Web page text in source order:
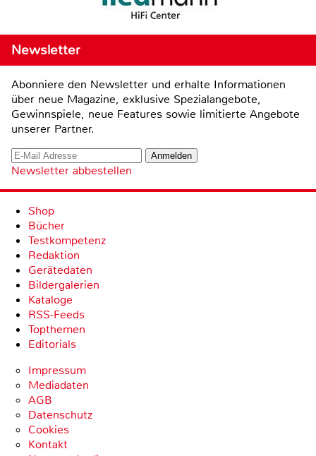
Newsletter
Abonniere den Newsletter und erhalte Informationen
über neue Magazine, exklusive Spezialangebote,
Gewinnspiele, neue Features sowie limitierte Angebote
unserer Partner.
Newsletter abbestellen
Shop
Bücher
Testkompetenz
Redaktion
Gerätedaten
Bildergalerien
Kataloge
RSS-Feeds
Topthemen
Editorials
Impressum
Mediadaten
AGB
Datenschutz
Cookies
Kontakt